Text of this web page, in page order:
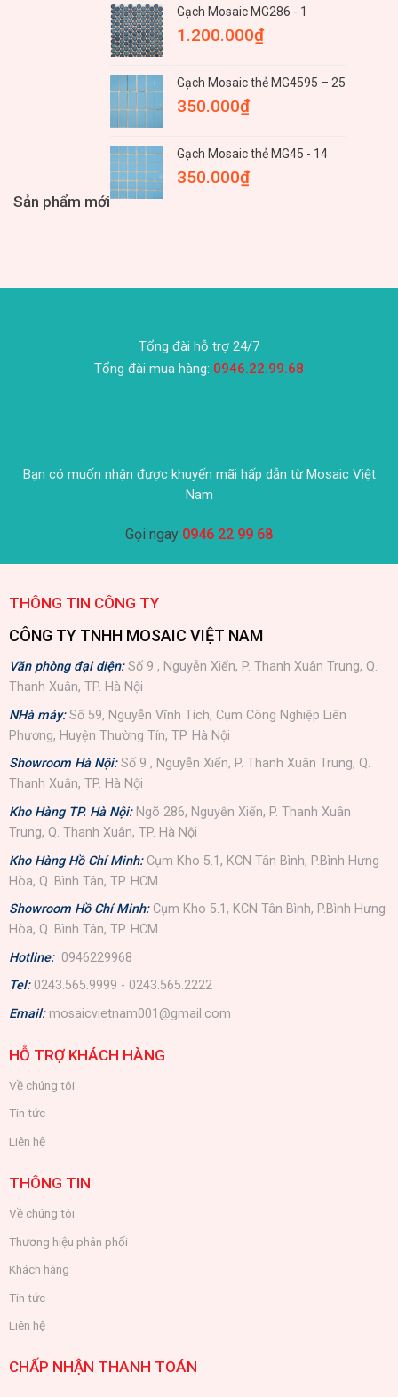
Sản phẩm mới
Gạch Mosaic MG286 - 1
1.200.000₫
Gạch Mosaic thẻ MG4595 – 25
350.000₫
Gạch Mosaic thẻ MG45 - 14
350.000₫
Tổng đài hỗ trợ 24/7
Tổng đài mua hàng: 0946.22.99.68
Bạn có muốn nhận được khuyến mãi hấp dẫn từ Mosaic Việt
Nam
Gọi ngay 0946 22 99 68
THÔNG TIN CÔNG TY
CÔNG TY TNHH MOSAIC VIỆT NAM
Văn phòng đại diện:Số 9 , Nguyễn Xiển, P. Thanh Xuân Trung, Q.
Thanh Xuân, TP. Hà Nội
NHà máy: Số 59, Nguyễn Vĩnh Tích, Cụm Công Nghiệp Liên
Phương, Huyện Thường Tín, TP. Hà Nội
Showroom Hà Nội: Số 9 , Nguyễn Xiển, P. Thanh Xuân Trung, Q.
Thanh Xuân, TP. Hà Nội
Kho Hàng TP. Hà Nội: Ngõ 286, Nguyễn Xiển, P. Thanh Xuân
Trung, Q. Thanh Xuân, TP. Hà Nội
Kho Hàng Hồ Chí Minh: Cụm Kho 5.1, KCN Tân Bình, P.Bình Hưng
Hòa, Q. Bình Tân, TP. HCM
Showroom Hồ Chí Minh: Cụm Kho 5.1, KCN Tân Bình, P.Bình Hưng
Hòa, Q. Bình Tân, TP. HCM
Hotline: 0946229968
Tel: 0243.565.9999 - 0243.565.2222
Email: mosaicvietnam001@gmail.com
HỖ TRỢ KHÁCH HÀNG
Về chúng tôi
Tin tức
Liên hệ
THÔNG TIN
Về chúng tôi
Thương hiệu phân phối
Khách hàng
Tin tức
Liên hệ
CHẤP NHẬN THANH TOÁN